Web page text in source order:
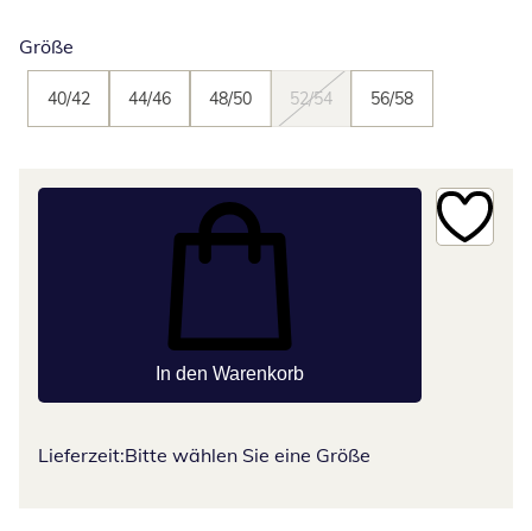
Größe
40/42 44/46 48/50 52/54 56/58
In den Warenkorb
Lieferzeit:Bitte wählen Sie eine Größe